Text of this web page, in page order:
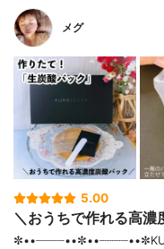
メグ
5.00
＼おうちで作れる高濃